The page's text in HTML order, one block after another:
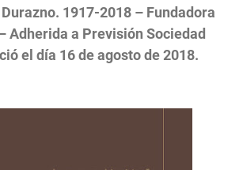
1917-2018 – Fundadora
Adherida a Previsión Sociedad
el día 16 de agosto de 2018.